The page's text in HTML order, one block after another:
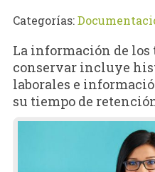
Categorías:
La información de los
conservar incluye
laborales e
su tiempo de